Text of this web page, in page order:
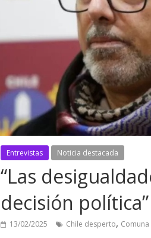
Entrevistas Noticia destacada
“Las
decisión
13/02/2025 Chile desperto, Comuna